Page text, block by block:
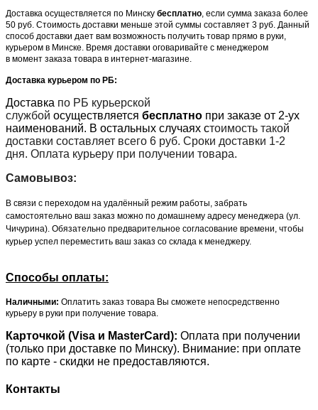
Доставка осуществляется по Минску бесплатно , если сумма заказа более
50 руб. Стоимость доставки меньше этой суммы составляет 3 руб. Данный
способ доставки дает вам возможность получить товар прямо в руки,
курьером в Минске. Время доставки оговаривайте с менеджером
в момент заказа товара в интернет-магазине.
Доставка курьером по РБ:
Доставка по РБ курьерской
службой осуществляется бесплатно при заказе от 2-ух
наименований. В остальных случаях стоимость такой
доставки составляет всего 6 руб. Сроки доставки 1-2
дня. Оплата курьеру при получении товара.
Самовывоз:
В связи с переходом на удалённый режим работы, забрать
самостоятельно ваш заказ можно по домашнему адресу менеджера (ул.
Чичурина). Обязательно предварительное согласование времени, чтобы
курьер успел переместить ваш заказ со склада к менеджеру.
Способы оплаты:
Наличными: Оплатить заказ товара Вы сможете непосредственно
курьеру в руки при получение товара.
Карточкой (Visa и MasterCard): Оплата при получении
(только при доставке по Минску). Внимание: при оплате
по карте - скидки не предоставляются.
Контакты